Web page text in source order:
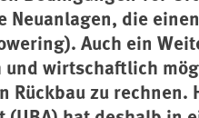
die
Auch ein
und wirtschaftlich
zu rechnen.